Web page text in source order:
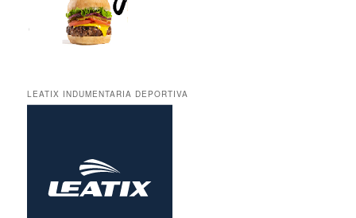
LEATIX INDUMENTARIA DEPORTIVA